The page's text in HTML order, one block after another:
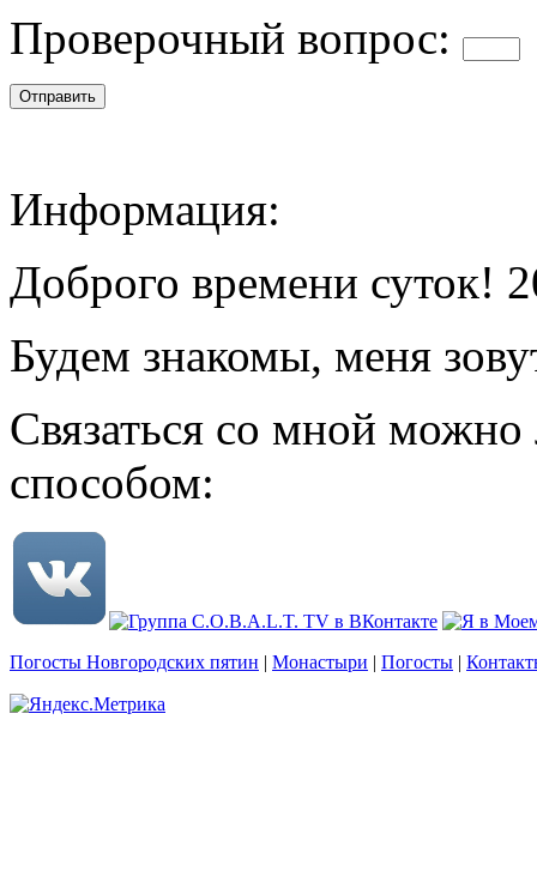
Проверочный вопрос:
Информация:
Доброго времени суток!
Будем знакомы, меня
Связаться со мной
способом:
Погосты Новгородских пятин | Монастыри | Погосты |